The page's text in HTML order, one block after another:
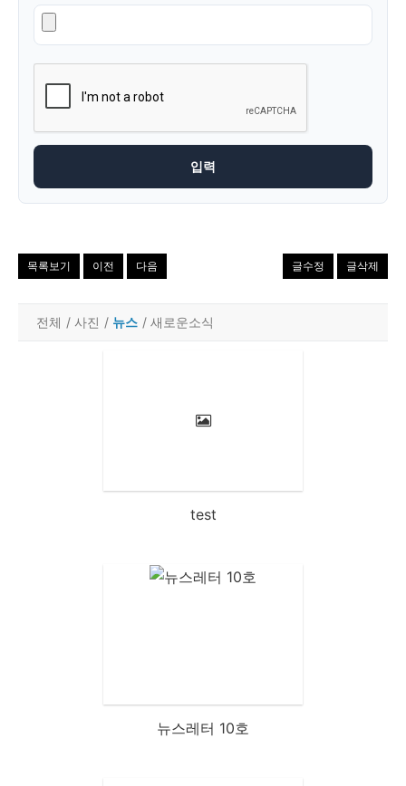
목록보기 이전 다음 글수정 글삭제
전체 / 사진 / 뉴스 / 새로운소식
test
뉴스레터 10호